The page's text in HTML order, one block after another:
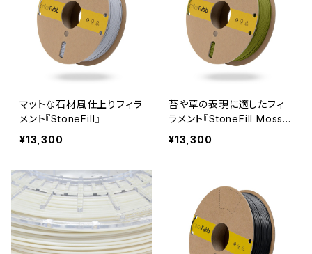
マットな石材風仕上りフィラ
メント『StoneFill』
¥13,300
苔や草の表現に適したフィ
ラメント『StoneFill Moss
Green』
¥13,300